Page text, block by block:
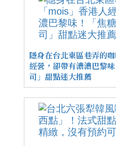
隱身在台北東區巷弄的
經營，卻帶有濃濃巴黎
司」甜點迷大推薦